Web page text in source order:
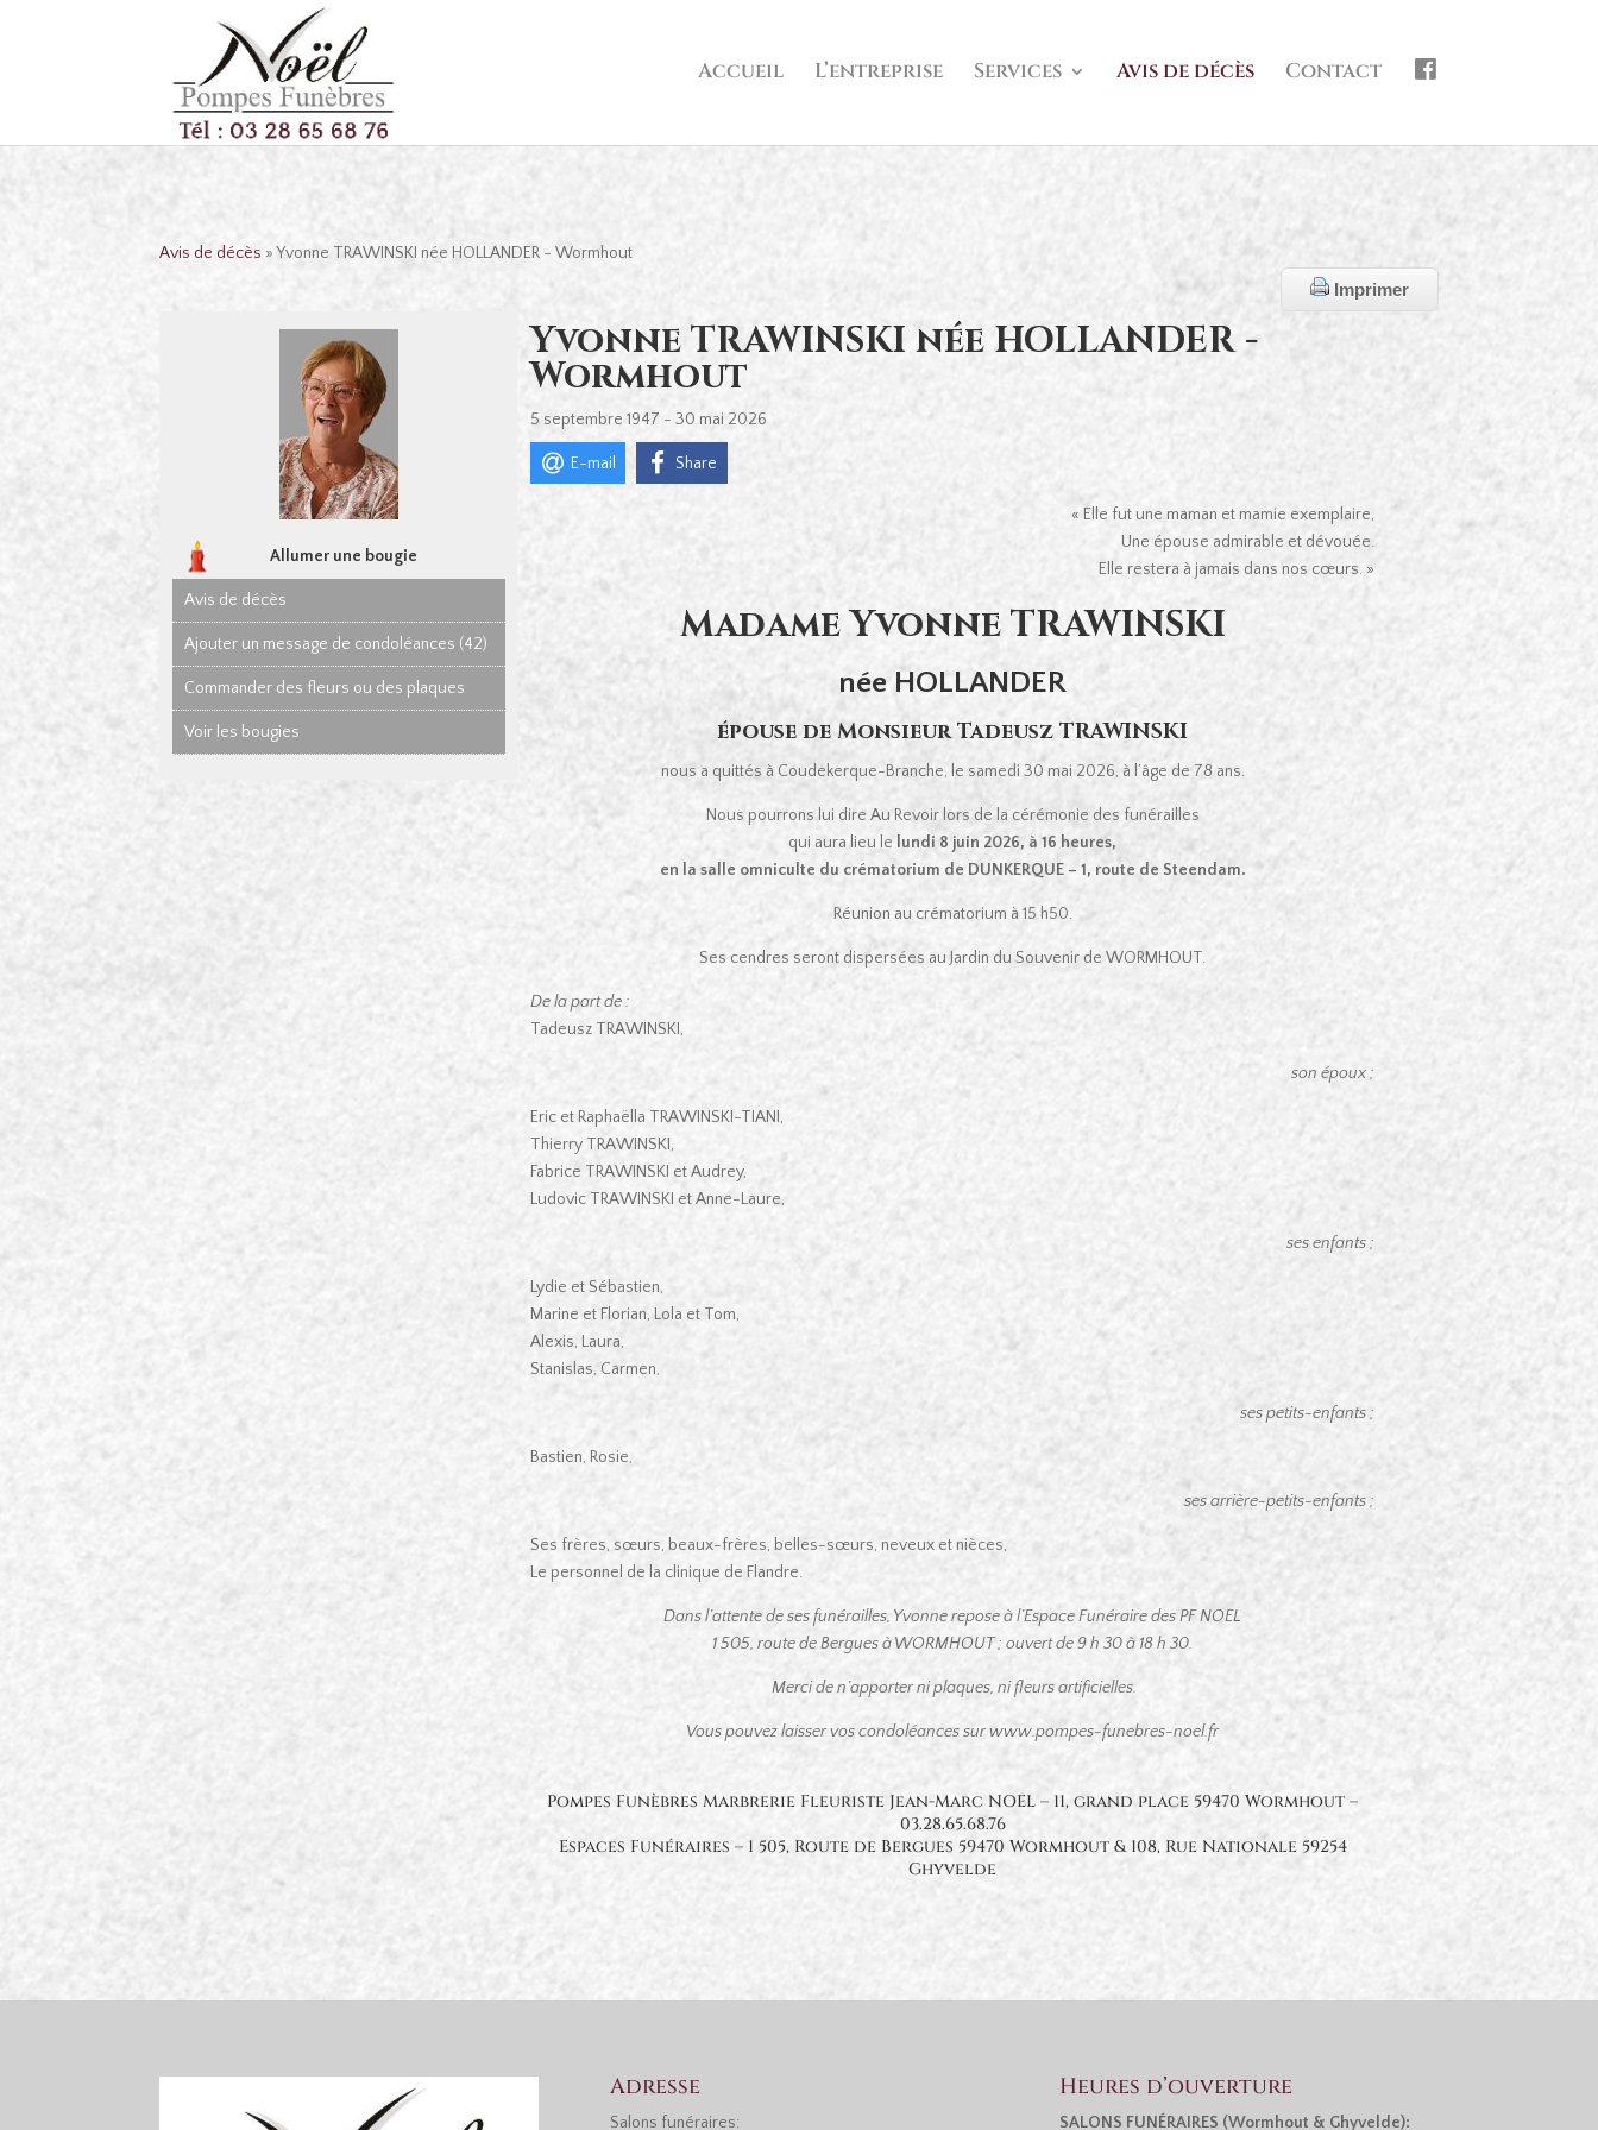
Accueil L’entreprise Services Avis de décès Contact
Avis de décès » Yvonne TRAWINSKI née HOLLANDER - Wormhout
Imprimer
Allumer une bougie
Avis de décès
Ajouter un message de condoléances (42)
Commander des fleurs ou des plaques
Voir les bougies
Yvonne TRAWINSKI née HOLLANDER -
Wormhout
5 septembre 1947 - 30 mai 2026
E-mail Share
« Elle fut une maman et mamie exemplaire,
Une épouse admirable et dévouée.
Elle restera à jamais dans nos cœurs. »
Madame Yvonne TRAWINSKI
née HOLLANDER
épouse de Monsieur Tadeusz TRAWINSKI
nous a quittés à Coudekerque-Branche, le samedi 30 mai 2026, à l’âge de 78 ans.
Nous pourrons lui dire Au Revoir lors de la cérémonie des funérailles
qui aura lieu le lundi 8 juin 2026, à 16 heures,
en la salle omniculte du crématorium de DUNKERQUE – 1, route de Steendam.
Réunion au crématorium à 15 h50.
Ses cendres seront dispersées au Jardin du Souvenir de WORMHOUT.
De la part de :
Tadeusz TRAWINSKI,
son époux ;
Eric et Raphaëlla TRAWINSKI-TIANI,
Thierry TRAWINSKI,
Fabrice TRAWINSKI et Audrey,
Ludovic TRAWINSKI et Anne-Laure,
ses enfants ;
Lydie et Sébastien,
Marine et Florian, Lola et Tom,
Alexis, Laura,
Stanislas, Carmen,
ses petits-enfants ;
Bastien, Rosie,
ses arrière-petits-enfants ;
Ses frères, sœurs, beaux-frères, belles-sœurs, neveux et nièces,
Le personnel de la clinique de Flandre.
Dans l’attente de ses funérailles, Yvonne repose à l’Espace Funéraire des PF NOEL
1 505, route de Bergues à WORMHOUT ; ouvert de 9 h 30 à 18 h 30.
Merci de n’apporter ni plaques, ni fleurs artificielles.
Vous pouvez laisser vos condoléances sur www.pompes-funebres-noel.fr
Pompes Funèbres Marbrerie Fleuriste Jean-Marc NOEL – 11, grand place 59470 Wormhout –
03.28.65.68.76
Espaces Funéraires – 1 505, Route de Bergues 59470 Wormhout & 108, Rue Nationale 59254
Ghyvelde
Adresse
Salons funéraires:
Heures d’ouverture
SALONS FUNÉRAIRES (Wormhout & Ghyvelde):